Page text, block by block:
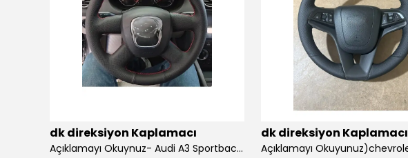
dk direksiyon Kaplamacı
Açıklamayı Okuynuz- Audi A3 Sportback Araca Özel Direksiyon Kılıfı Kırmızı Ipli
dk direksiyon Kaplamacı